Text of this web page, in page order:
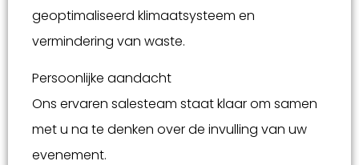
geoptimaliseerd klimaatsysteem en
vermindering van waste.
Persoonlijke aandacht
Ons ervaren salesteam staat klaar om samen
met u na te denken over de invulling van uw
evenement.